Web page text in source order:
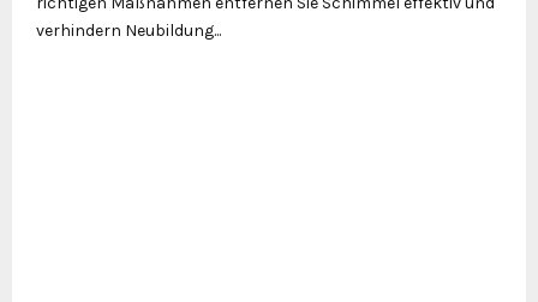
verhindern Neubildung...